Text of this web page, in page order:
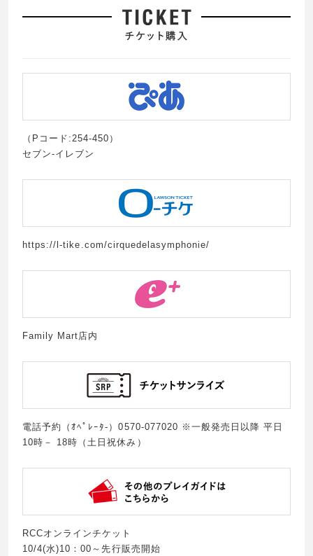
（Pコード:254-450）
セブン-イレブン
https://l-tike.com/cirquedelasymphonie/
Family Mart店内
電話予約（ｵﾍﾟﾚｰﾀ-）0570-077020 ※一般発売日以降 平日
10時－ 18時（土日祝休み）
RCCオンラインチケット
10/4(水)10：00～先行販売開始